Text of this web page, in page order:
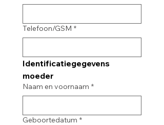
Telefoon/GSM *
Identificatiegegevens
moeder
Naam en voornaam *
Geboortedatum *